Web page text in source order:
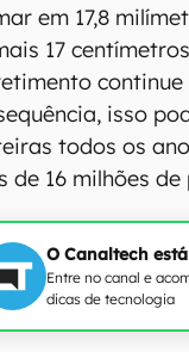
em 17,8
17
continue
isso
todos os
de 16 milhões
O Canaltech
Entre no canal e
dicas de tecnologia